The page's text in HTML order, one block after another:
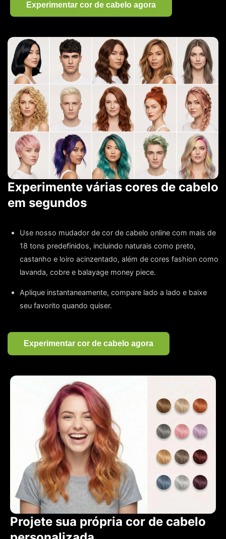
Experimentar cor de cabelo agora
Experimente várias cores de cabelo
em segundos
Use nosso mudador de cor de cabelo online com mais de
18 tons predefinidos, incluindo naturais como preto,
castanho e loiro acinzentado, além de cores fashion como
lavanda, cobre e balayage money piece.
Aplique instantaneamente, compare lado a lado e baixe
seu favorito quando quiser.
Experimentar cor de cabelo agora
Projete sua própria cor de cabelo